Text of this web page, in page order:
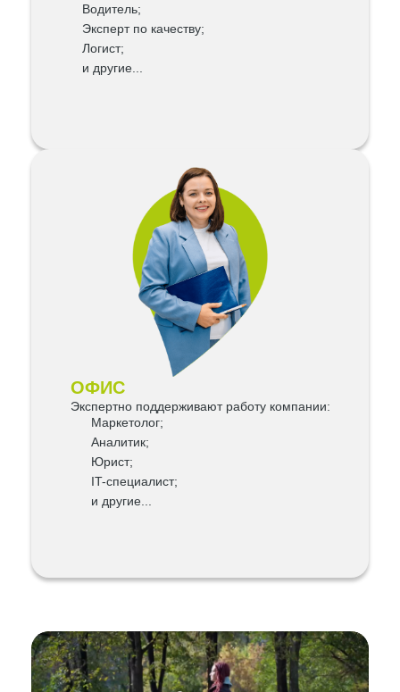
Водитель;
Эксперт по качеству;
Логист;
и другие...
ОФИС
Экспертно поддерживают работу компании:
Маркетолог;
Аналитик;
Юрист;
IT-специалист;
и другие...